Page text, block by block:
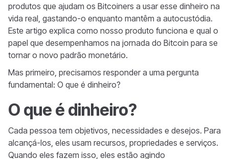
produtos que ajudam os Bitcoiners a usar esse dinheiro na
vida real, gastando-o enquanto mantêm a autocustódia.
Este artigo explica como nosso produto funciona e qual o
papel que desempenhamos na jornada do Bitcoin para se
tornar o novo padrão monetário.
Mas primeiro, precisamos responder a uma pergunta
fundamental: O que é dinheiro?
O que é dinheiro?
Cada pessoa tem objetivos, necessidades e desejos. Para
alcançá-los, eles usam recursos, propriedades e serviços.
Quando eles fazem isso, eles estão agindo